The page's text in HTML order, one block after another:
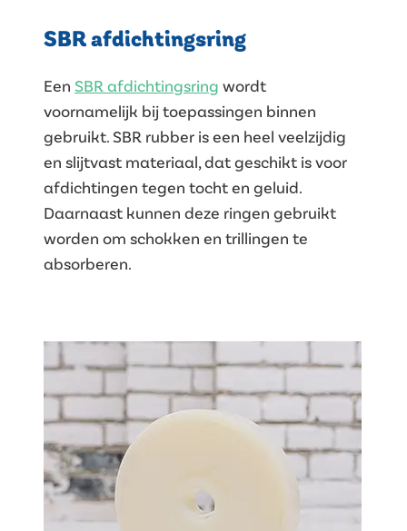
SBR afdichtingsring
Een SBR afdichtingsring wordt
voornamelijk bij toepassingen binnen
gebruikt. SBR rubber is een heel veelzijdig
en slijtvast materiaal, dat geschikt is voor
afdichtingen tegen tocht en geluid.
Daarnaast kunnen deze ringen gebruikt
worden om schokken en trillingen te
absorberen.